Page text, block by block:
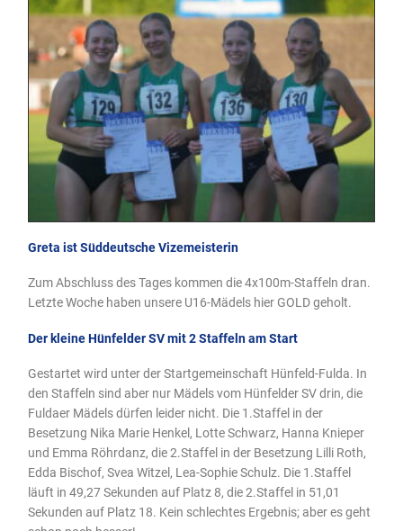
Greta ist Süddeutsche Vizemeisterin
Zum Abschluss des Tages kommen die 4x100m-Staffeln dran.
Letzte Woche haben unsere U16-Mädels hier GOLD geholt.
Der kleine Hünfelder SV mit 2 Staffeln am Start
Gestartet wird unter der Startgemeinschaft Hünfeld-Fulda. In
den Staffeln sind aber nur Mädels vom Hünfelder SV drin, die
Fuldaer Mädels dürfen leider nicht. Die 1.Staffel in der
Besetzung Nika Marie Henkel, Lotte Schwarz, Hanna Knieper
und Emma Röhrdanz, die 2.Staffel in der Besetzung Lilli Roth,
Edda Bischof, Svea Witzel, Lea-Sophie Schulz. Die 1.Staffel
läuft in 49,27 Sekunden auf Platz 8, die 2.Staffel in 51,01
Sekunden auf Platz 18. Kein schlechtes Ergebnis; aber es geht